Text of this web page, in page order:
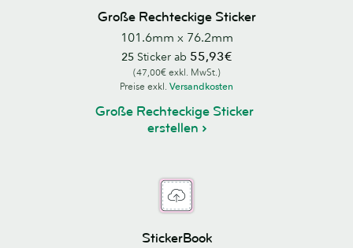
Große Rechteckige Sticker
101.6mm x 76.2mm
25Sticker ab 55,93€
(47,00€ exkl. MwSt.)
Preise exkl. Versandkosten
Große Rechteckige Sticker
erstellen
StickerBook